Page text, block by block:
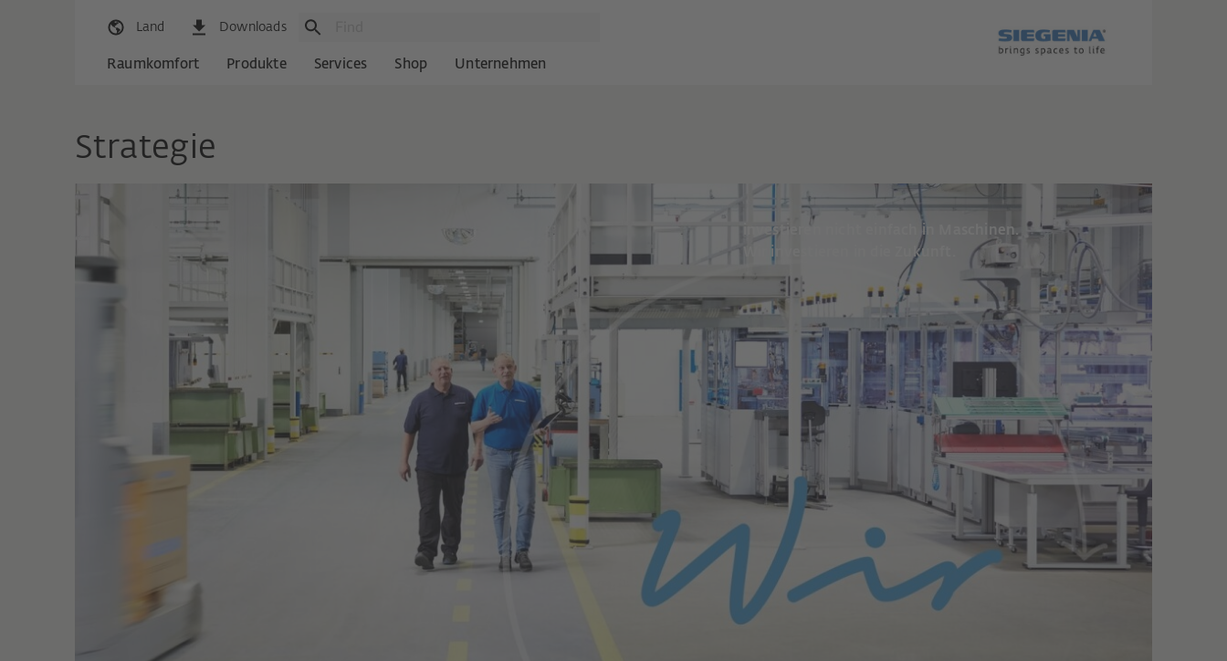
Land Downloads
Raumkomfort Produkte Services Shop Unternehmen
Strategie
investieren nicht einfach in Maschinen.
Wir investieren in die Zukunft.